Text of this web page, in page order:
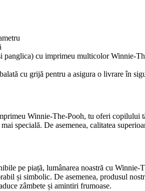
panglica) cu imprimeu multicolor Winnie-
cu grijă pentru a asigura o livrare în
Winnie-The-Pooh, tu oferi
specială. De asemenea, calitatea
pe piață, lumânarea noastră cu
și simbolic. De asemenea, produsul
zâmbete și amintiri frumoase.